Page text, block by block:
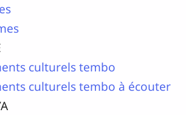
culturels tembo
culturels tembo à écouter